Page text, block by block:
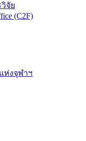
จัย
(C2F)
งจุฬาฯ